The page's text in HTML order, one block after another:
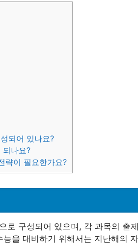
되어 있나요?
나요?
략이 필요한가요?
로 구성되어 있으며, 각 과목의 출
을 대비하기 위해서는 지난해의